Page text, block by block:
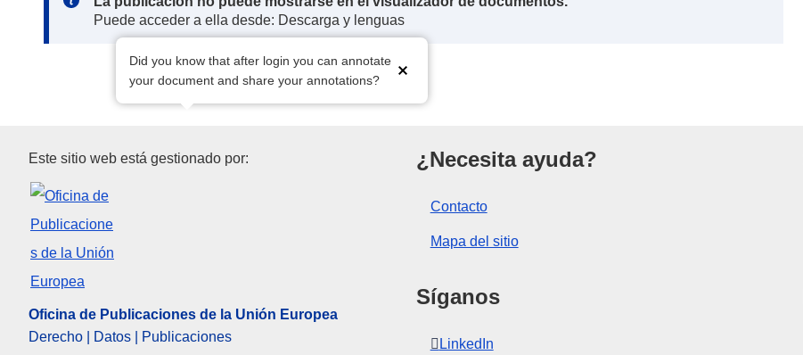
Puede acceder a ella desde: Descarga y lenguas
Did you know that after login you can annotate
your document and share your annotations?
Oficina de Publicaciones de la Unión Europea
Este sitio web está gestionado por:
Oficina de Publicaciones de la Unión Europea
Derecho | Datos | Publicaciones
¿Necesita ayuda?
Contacto
Mapa del sitio
Síganos
LinkedIn